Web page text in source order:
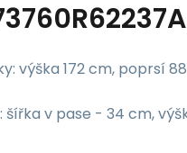
výška 172 cm, poprsí
v pase - 34 cm,